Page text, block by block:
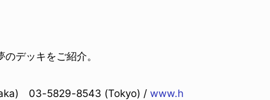
デッキをご紹介。
03-5829-8543 (Tokyo) / www.h